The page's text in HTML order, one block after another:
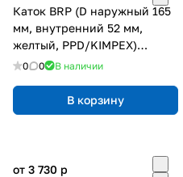
Каток BRP (D наружный 165
мм, внутренний 52 мм,
желтый, PPD/KIMPEX)
подшипник 6205
0 0 В наличии
В корзину
от 3 730 p